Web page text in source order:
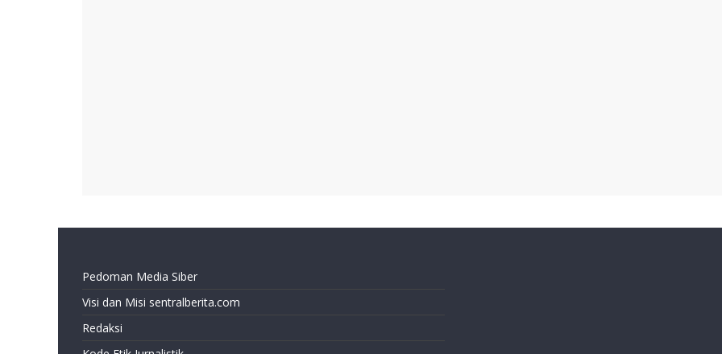
Pedoman Media Siber
Visi dan Misi sentralberita.com
Redaksi